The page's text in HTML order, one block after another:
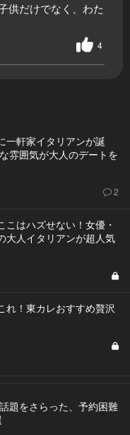
供だけでなく、わた
4
一軒家イタリアンが誕
雰囲気が大人のデートを
2
こはハズせない！女優・
大人イタリアンが超人気
れ！東カレおすすめ贅沢
題をさらった、予約困難